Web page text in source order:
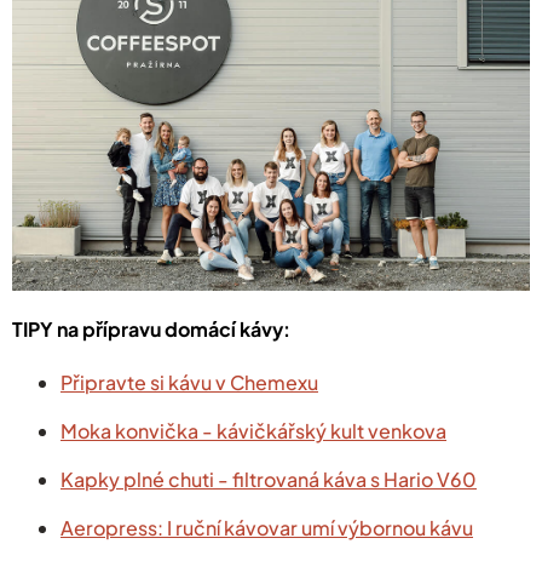
TIPY na přípravu domácí kávy:
Připravte si kávu v Chemexu
Moka konvička - kávičkářský kult venkova
Kapky plné chuti - filtrovaná káva s Hario V60
Aeropress: I ruční kávovar umí výbornou kávu